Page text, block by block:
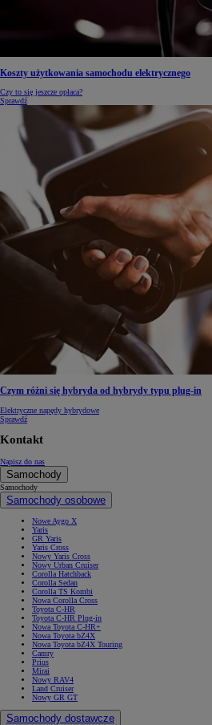
Koszty użytkowania samochodu elektrycznego
Czy to się jeszcze opłaca?
Sprawdź
Czym różni się hybryda od hybrydy typu plug-in
Elektryczne napędy hybrydowe
Sprawdź
Kontakt
Napisz do nas
Samochody
Samochody
Samochody osobowe
Nowe Aygo X
Yaris
GR Yaris
Yaris Cross
Nowy Yaris Cross
Nowy Urban Cruiser
Corolla Hatchback
Corolla Sedan
Corolla TS Kombi
Nowa Corolla Cross
Toyota C-HR
Toyota C-HR Plug-in
Nowa Toyota C-HR+
Nowa Toyota bZ4X
Nowa Toyota bZ4X Touring
Camry
Prius
Mirai
Nowy RAV4
Land Cruiser
Nowy GR GT
Samochody dostawcze